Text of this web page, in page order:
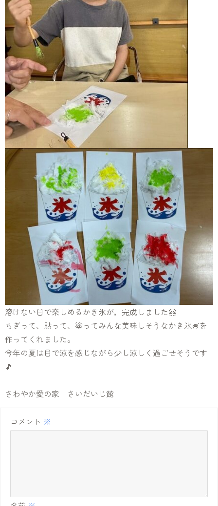
溶けない目で楽しめるかき氷が，完成しました🤗
ちぎって、貼って、塗ってみんな美味しそうなかき氷🍧を
作ってくれました。
今年の夏は目で涼を感じながら少し涼しく過ごせそうです
🎵
さわやか愛の家 さいだいじ館
コメント ※